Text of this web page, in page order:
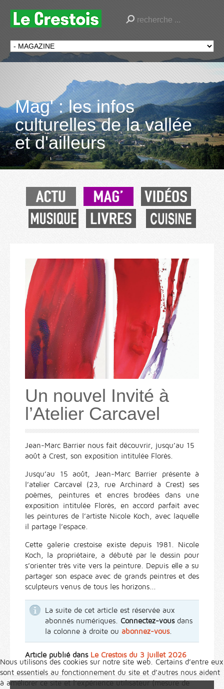
Mag' : les infos
culturelles de la vallée
et d'ailleurs
Un nouvel Invité à
l’Atelier Carcavel
Jean-Marc Barrier nous fait découvrir, jusqu’au 15
août à Crest, son exposition intitulée Florès.
Jusqu’au 15 août, Jean-Marc Barrier présente à
l’atelier Carcavel (23, rue Archinard à Crest) ses
poèmes, peintures et encres brodées dans une
exposition intitulée Florès, en accord parfait avec
les peintures de l’artiste Nicole Koch, avec laquelle
il partage l’espace.
Cette galerie crestoise existe depuis 1981. Nicole
Koch, la propriétaire, a débuté par le dessin pour
s’orienter très vite vers la peinture. Depuis elle a su
partager son espace avec de grands peintres et des
sculpteurs venus de tous les horizons...
La suite de cet article est réservée aux
abonnés numériques. Connectez-vousdans
la colonne à droite ou abonnez-vous.
Article publié dans Le Crestois du 3 juillet 2026
Nous utilisons des cookies sur notre site web. Certains d’entre eux
sont essentiels au fonctionnement du site et d’autres nous aident
à améliorer ce site et l’expérience utilisateur (mesure de